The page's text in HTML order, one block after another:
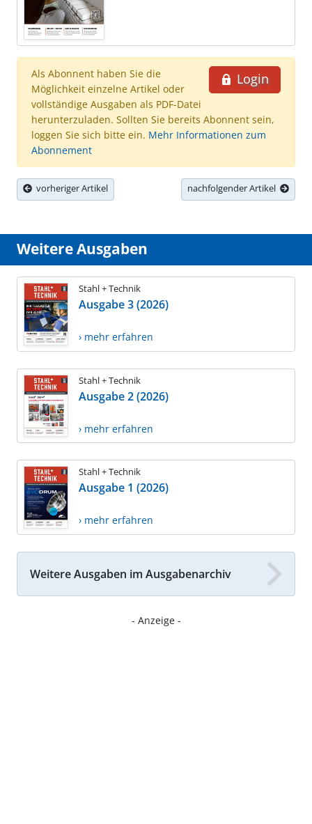
Login
Als Abonnent haben Sie die
Möglichkeit einzelne Artikel oder
vollständige Ausgaben als PDF-Datei
herunterzuladen. Sollten Sie bereits Abonnent sein,
loggen Sie sich bitte ein. Mehr Informationen zum
Abonnement
vorheriger Artikel nachfolgender Artikel
Weitere Ausgaben
Stahl + Technik
Ausgabe 3 (2026)
› mehr erfahren
Stahl + Technik
Ausgabe 2 (2026)
› mehr erfahren
Stahl + Technik
Ausgabe 1 (2026)
› mehr erfahren
Weitere Ausgaben im Ausgabenarchiv
- Anzeige -